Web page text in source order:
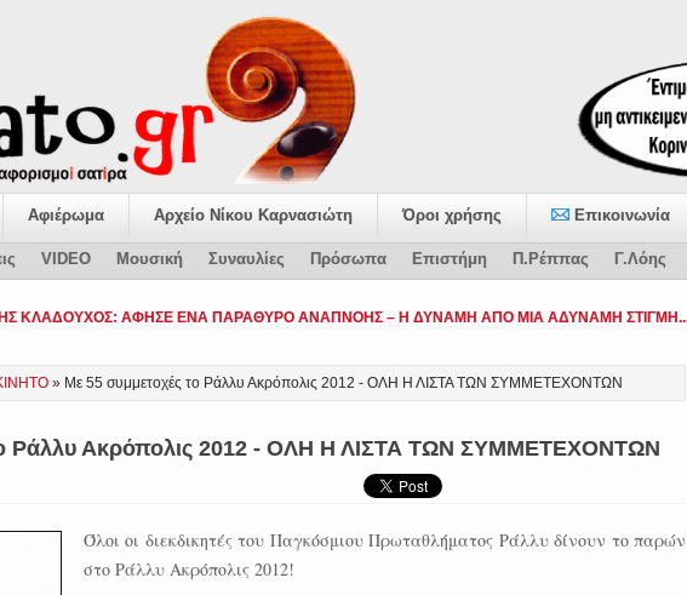
Αφιέρωμα Αρχείο Νίκου Καρνασιώτη Όροι χρήσης Επικοινωνία
VIDEO Μουσική Συναυλίες Πρόσωπα Επιστήμη Π.Ρέππας Γ.Λόης
«ΕΠΟΜΕΝΗ ΜΕΡΑ» καταψήφισε το-
» Με 55 συμμετοχές το Ράλλυ Ακρόπολις 2012 - ΟΛΗ Η ΛΙΣΤΑ ΤΩΝ ΣΥΜΜΕΤΕΧΟΝΤΩΝ
Ράλλυ Ακρόπολις 2012 - ΟΛΗ Η ΛΙΣΤΑ ΤΩΝ ΣΥΜΜΕΤΕΧΟΝΤΩΝ
Όλοι οι διεκδικητές του Παγκόσμιου Πρωταθλήματος Ράλλυ δίνουν το παρών
στο Ράλλυ Ακρόπολις 2012!